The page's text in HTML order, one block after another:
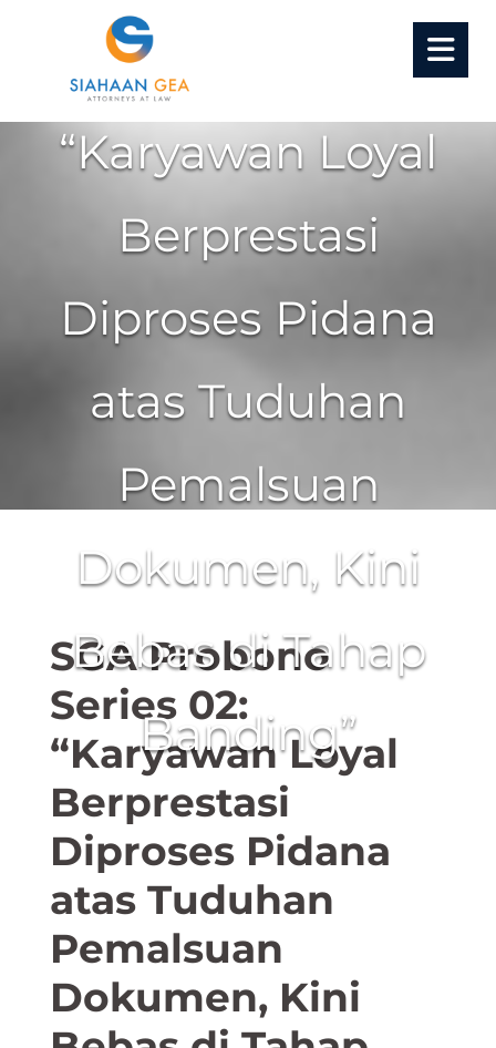
Probono Series 02:
“Karyawan Loyal
Berprestasi
Diproses Pidana
atas Tuduhan
Pemalsuan
Dokumen, Kini
Bebas di Tahap
Banding”
SGA Probono
Series 02:
“Karyawan Loyal
Berprestasi
Diproses Pidana
atas Tuduhan
Pemalsuan
Dokumen, Kini